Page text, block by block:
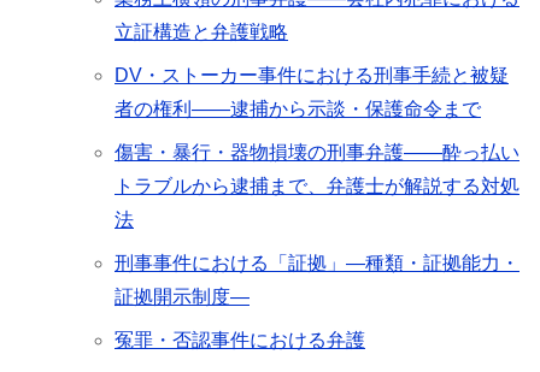
立証構造と弁護戦略
DV・ストーカー事件における刑事手続と被疑
者の権利――逮捕から示談・保護命令まで
傷害・暴行・器物損壊の刑事弁護――酔っ払い
トラブルから逮捕まで、弁護士が解説する対処
法
刑事事件における「証拠」―種類・証拠能力・
証拠開示制度―
冤罪・否認事件における弁護